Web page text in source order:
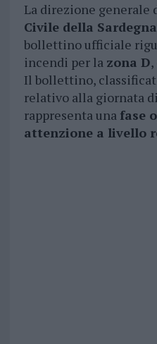
La direzione generale
Civile della Sardegna
bollettino ufficiale
incendi per la zona D
Il bollettino,
relativo alla giornata di
rappresenta una fase
attenzione a livello